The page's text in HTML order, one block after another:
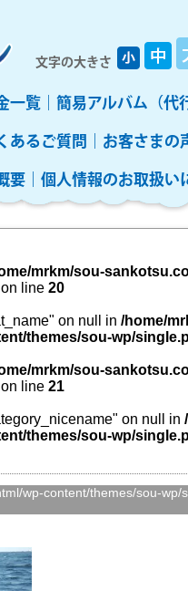
文字の大きさ
一覧
簡易アルバム（代
あるご質問
お客さまの
要 個人情報のお取扱い
mrkm/sou-
on line 20
on null in /home/
themes/sou-wp/
mrkm/sou-
on line 21
on null in
themes/sou-wp/
wp-content/themes/sou-wp/